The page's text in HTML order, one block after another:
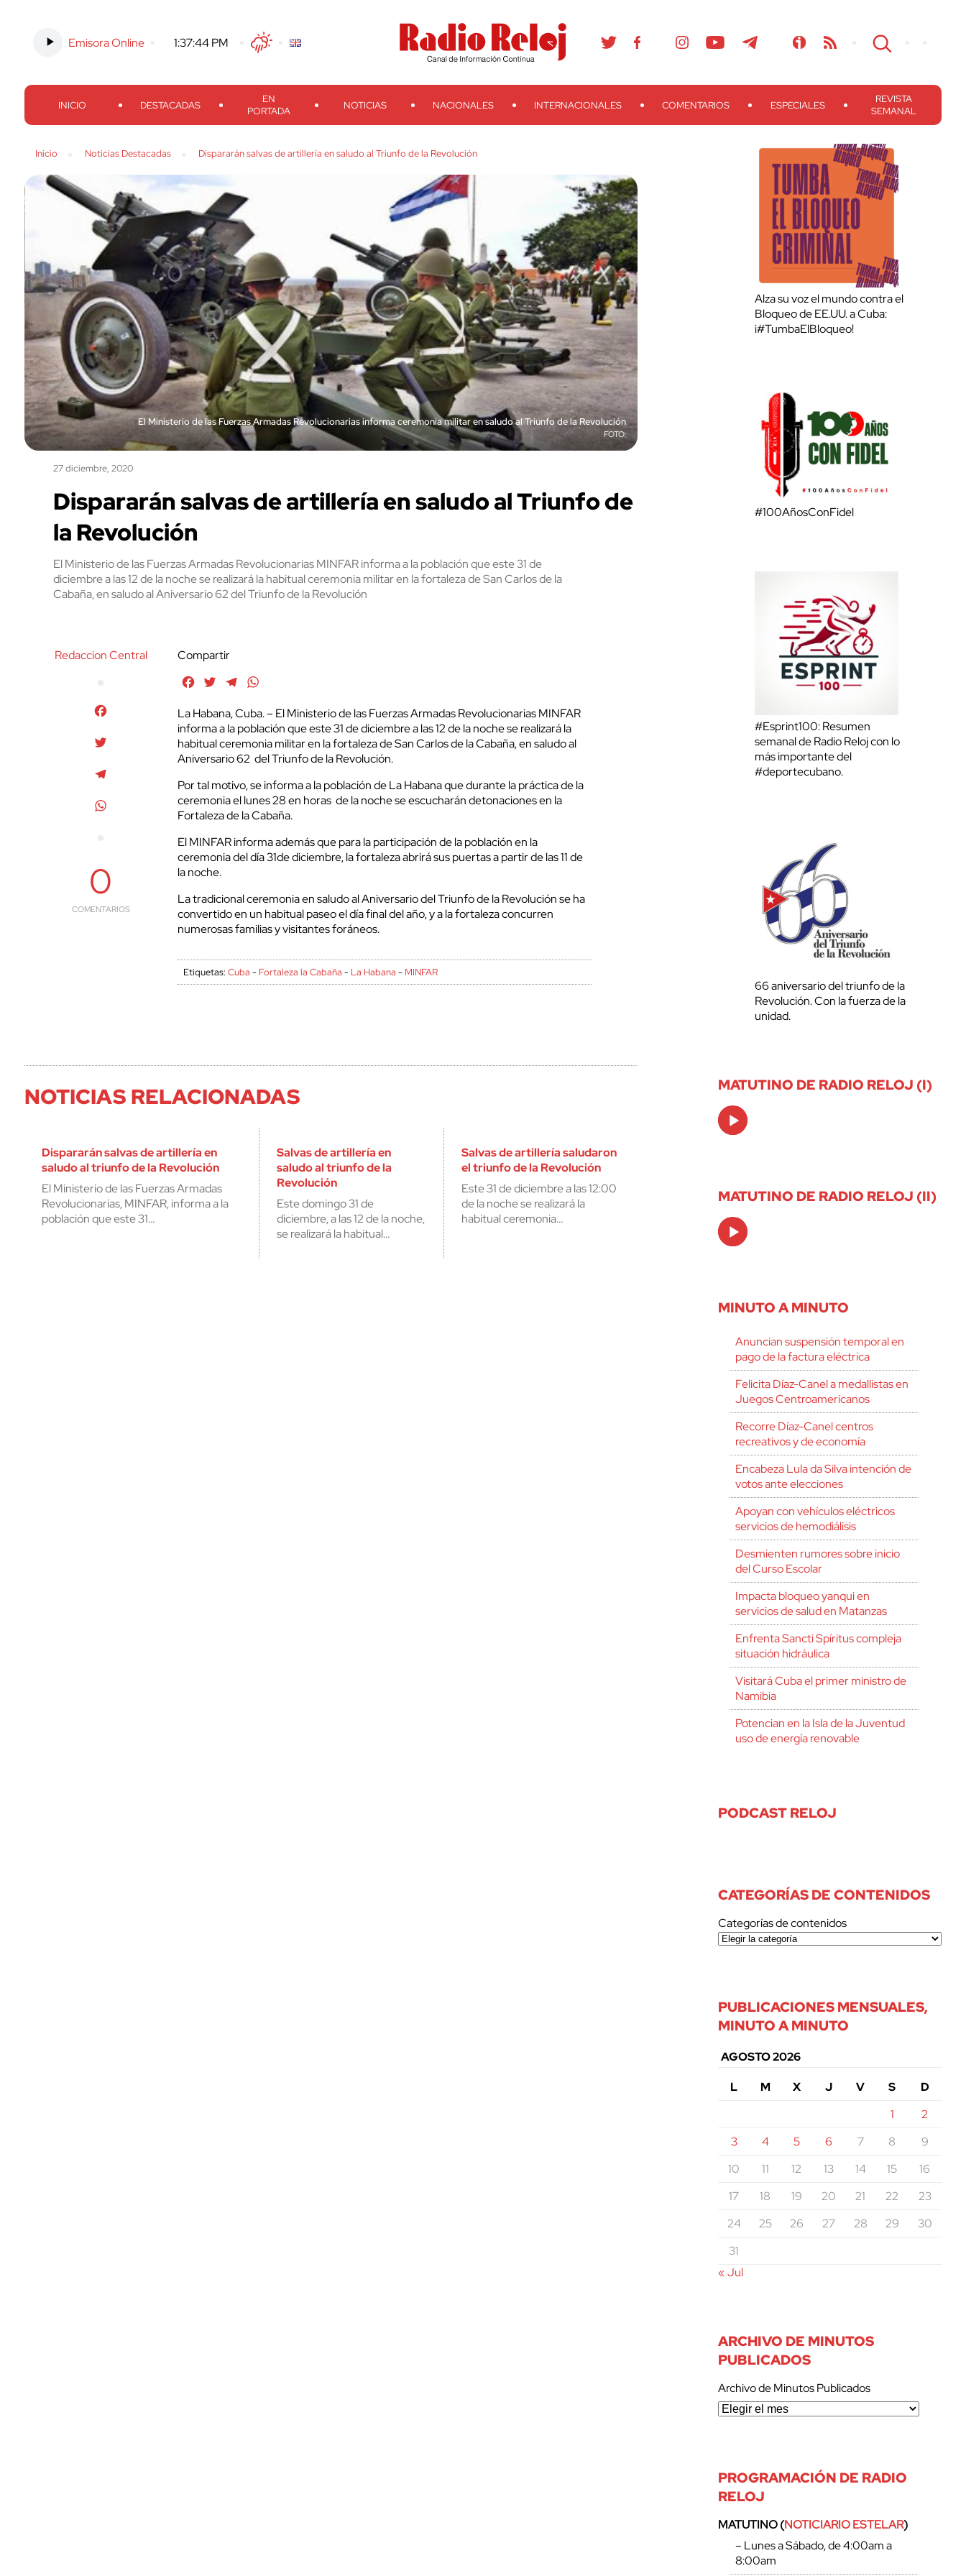
Emisora Online -1:37:45 PM TwitterFacebook
Threads
Instagram TelegramTeveo Ivoox RSS Search
INICIO DESTACADAS
EN
PORTADA
NOTICIAS NACIONALES INTERNACIONALES COMENTARIOS ESPECIALES
REVISTA
SEMANAL
Inicio Noticias Destacadas Dispararán salvas de artillería en saludo al Triunfo de la Revolución
El Ministerio de las Fuerzas Armadas Revolucionarias informa ceremonia militar en saludo al Triunfo de la Revolución
27 diciembre, 2020
Dispararán salvas de artillería en saludo al Triunfo de
la Revolución
El Ministerio de las Fuerzas Armadas Revolucionarias MINFAR informa a la población que este 31 de
diciembre a las 12 de la noche se realizará la habitual ceremonia militar en la fortaleza de San Carlos de la
Cabaña, en saludo al Aniversario 62 del Triunfo de la Revolución
Redaccion Central
0
COMENTARIOS
Compartir
FacebookTwitterTelegram
La Habana, Cuba. – El Ministerio de las Fuerzas Armadas Revolucionarias MINFAR
informa a la población que este 31 de diciembre a las 12 de la noche se realizará la
habitual ceremonia militar en la fortaleza de San Carlos de la Cabaña, en saludo al
Aniversario 62 del Triunfo de la Revolución.
Por tal motivo, se informa a la población de La Habana que durante la práctica de la
ceremonia el lunes 28 en horas de la noche se escucharán detonaciones en la
Fortaleza de la Cabaña.
El MINFAR informa además que para la participación de la población en la
ceremonia del día 31de diciembre, la fortaleza abrirá sus puertas a partir de las 11 de
la noche.
La tradicional ceremonia en saludo al Aniversario del Triunfo de la Revolución se ha
convertido en un habitual paseo el día final del año, y a la fortaleza concurren
numerosas familias y visitantes foráneos.
Etiquetas:Cuba - Fortaleza la Cabaña - La Habana - MINFAR
NOTICIAS RELACIONADAS
Dispararán salvas de artillería en
saludo al triunfo de la Revolución
El Ministerio de las Fuerzas Armadas
Revolucionarias, MINFAR, informa a la
población que este 31…
Salvas de artillería en
saludo al triunfo de la
Revolución
Este domingo 31 de
diciembre, a las 12 de la noche,
se realizará la habitual…
Salvas de artillería saludaron
el triunfo de la Revolución
Este 31 de diciembre a las 12:00
de la noche se realizará la
habitual ceremonia…
Alza su voz el mundo contra el
Bloqueo de EE.UU. a Cuba:
¡#TumbaElBloqueo!
#100AñosConFidel
#Esprint100: Resumen
semanal de Radio Reloj con lo
más importante del
#deportecubano.
66 aniversario del triunfo de la
Revolución. Con la fuerza de la
unidad.
MATUTINO DE RADIO RELOJ (I)
Audio
Player
MATUTINO DE RADIO RELOJ (II)
Audio
Player
MINUTO A MINUTO
Anuncian suspensión temporal en
pago de la factura eléctrica
Felicita Díaz-Canel a medallistas en
Juegos Centroamericanos
Recorre Díaz-Canel centros
recreativos y de economía
Encabeza Lula da Silva intención de
votos ante elecciones
Apoyan con vehículos eléctricos
servicios de hemodiálisis
Desmienten rumores sobre inicio
del Curso Escolar
Impacta bloqueo yanqui en
servicios de salud en Matanzas
Enfrenta Sancti Spíritus compleja
situación hidráulica
Visitará Cuba el primer ministro de
Namibia
Potencian en la Isla de la Juventud
uso de energía renovable
PODCAST RELOJ
CATEGORÍAS DE CONTENIDOS
Categorías de contenidos
PUBLICACIONES MENSUALES,
MINUTO A MINUTO
AGOSTO 2026
L
M X J V S
D
1
2
3
4 5 6 7 8
9
10
11 12 13 14 15
16
17
18 19 20 21 22
23
24
25 26 27 28 29
30
31
« Jul
ARCHIVO DE MINUTOS
PUBLICADOS
Archivo de Minutos Publicados
PROGRAMACIÓN DE RADIO
RELOJ
MATUTINO (NOTICIARIO ESTELAR)
– Lunes a Sábado, de 4:00am a
8:00am